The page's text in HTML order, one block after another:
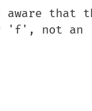
aware that
'f', not an